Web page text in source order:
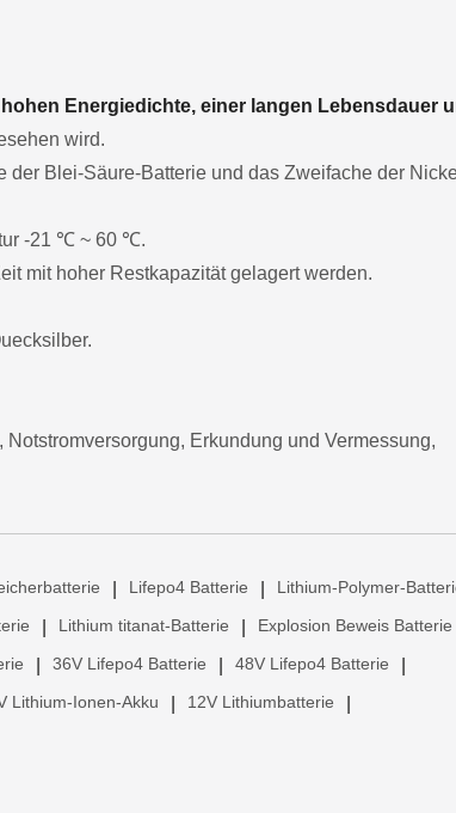
Energiedichte, einer langen Lebensdauer
wird.
Blei-Säure-Batterie und das Zweifache der
-21 ℃ ~ 60 ℃.
mit hoher Restkapazität gelagert werden.
Erkundung und Vermessung,
Lifepo4 Batterie Lithium-Polymer-
Lithium titanat-Batterie Explosion Beweis Batterie
36V Lifepo4 Batterie 48V Lifepo4 Batterie
Lithium-Ionen-Akku 12V Lithiumbatterie